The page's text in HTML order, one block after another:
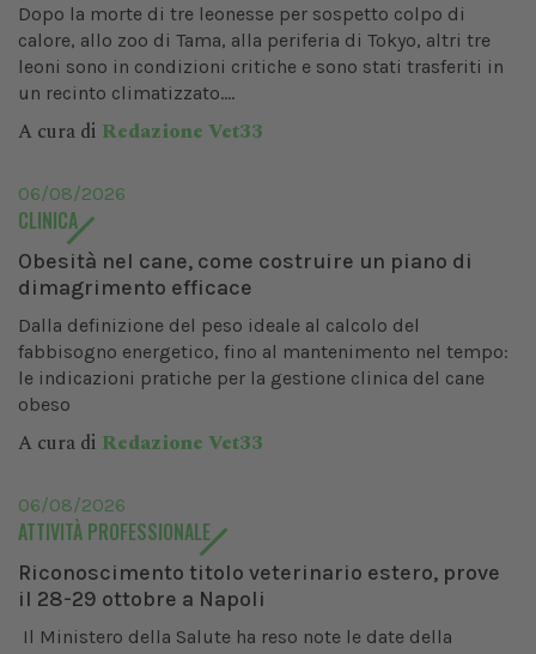
Dopo la morte di tre leonesse per sospetto colpo di
calore, allo zoo di Tama, alla periferia di Tokyo, altri tre
leoni sono in condizioni critiche e sono stati trasferiti in
un recinto climatizzato....
A cura di Redazione Vet33
06/08/2026
CLINICA
Obesità nel cane, come costruire un piano di
dimagrimento efficace
Dalla definizione del peso ideale al calcolo del
fabbisogno energetico, fino al mantenimento nel tempo:
le indicazioni pratiche per la gestione clinica del cane
obeso
A cura di Redazione Vet33
06/08/2026
ATTIVITÀ PROFESSIONALE
Riconoscimento titolo veterinario estero, prove
il 28-29 ottobre a Napoli
Il Ministero della Salute ha reso note le date della